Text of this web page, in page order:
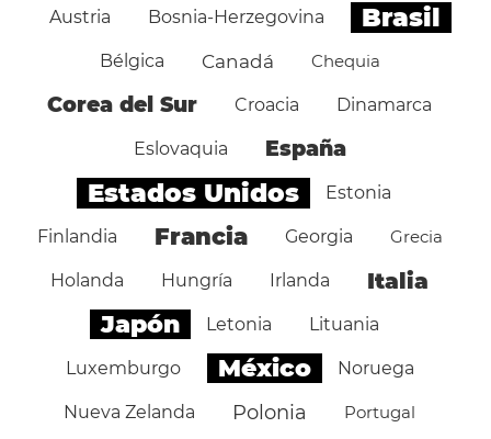
Austria Bosnia-Herzegovina Brasil
Bélgica Canadá Chequia
Corea del Sur Croacia Dinamarca
Eslovaquia España
Estados Unidos Estonia
Finlandia Francia Georgia Grecia
Holanda Hungría Irlanda Italia
Japón Letonia Lituania
Luxemburgo México Noruega
Nueva Zelanda Polonia Portugal